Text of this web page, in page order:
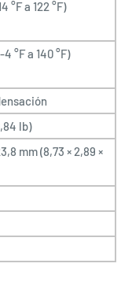
°F a 122 °F)
°F a 140 °F)
lb)
mm (8,73 × 2,89 ×